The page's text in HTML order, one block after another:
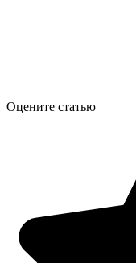
Оцените статью